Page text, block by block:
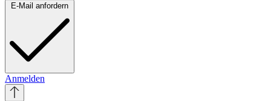
E-Mail anfordern
Anmelden